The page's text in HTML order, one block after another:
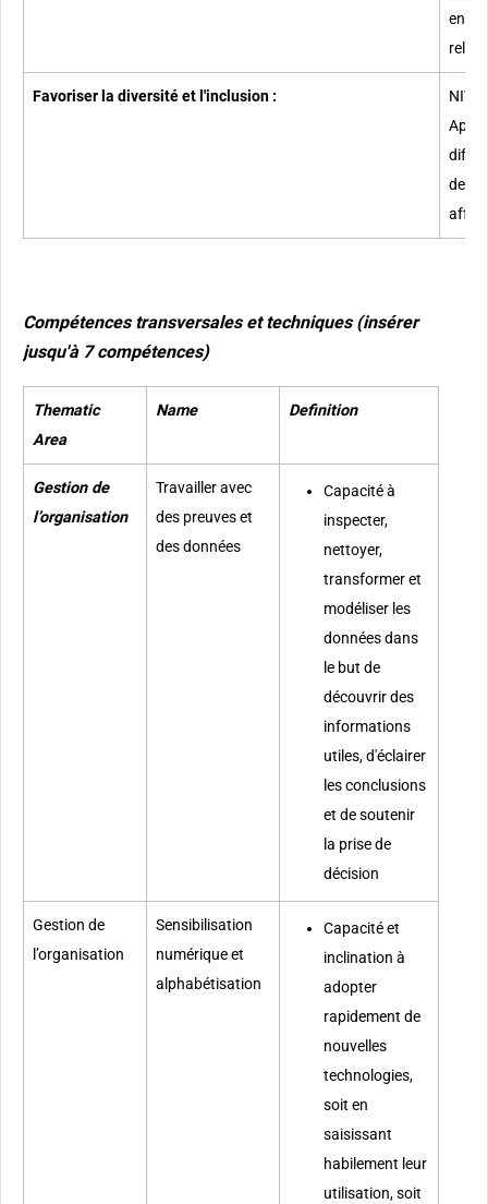
Favoriser la diversité et l'inclusion :
des
Compétences transversales et techniques (insérer
jusqu'à 7 compétences)
Thematic
Area
Name Definition
Gestion de
l’organisation
Travailler avec
des preuves et
des données
Capacité à
inspecter,
nettoyer,
transformer et
modéliser les
données dans
le but de
découvrir des
informations
utiles, d'éclairer
les conclusions
et de soutenir
la prise de
décision
Gestion de
l’organisation
Sensibilisation
numérique et
alphabétisation
Capacité et
inclination à
adopter
rapidement de
nouvelles
technologies,
soit en
saisissant
habilement leur
utilisation, soit